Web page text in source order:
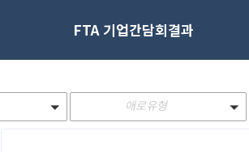
FTA 기업간담회결과
애로유형